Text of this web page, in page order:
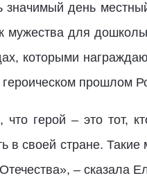
значимый день
мужества для
которыми
прошлом
что герой – это тот,
в своей стране.
– сказала